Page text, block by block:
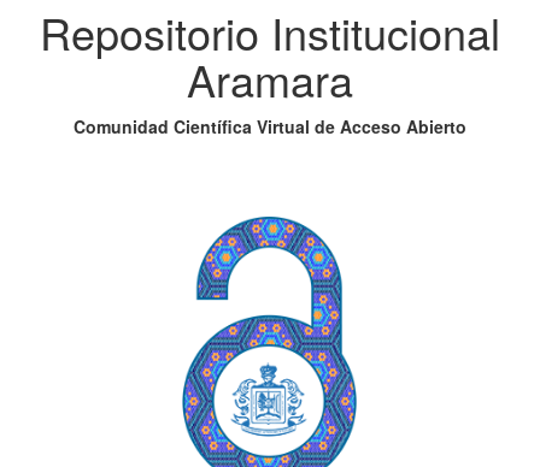
Repositorio Institucional
Aramara
Comunidad Científica Virtual de Acceso Abierto